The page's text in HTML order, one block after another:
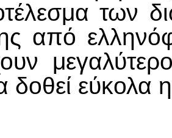
των
από
δοθεί εύκολα